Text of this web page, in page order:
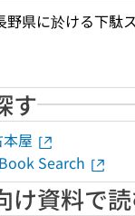
野県に於ける下駄
す
屋
Search
け資料で